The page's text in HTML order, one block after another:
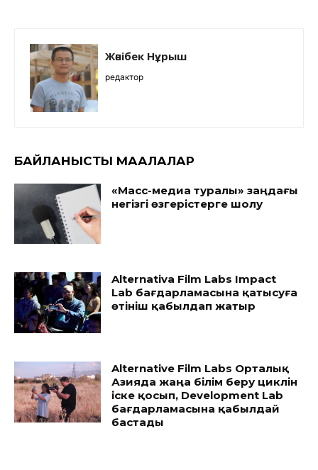
Жәнібек Нұрыш
редактор
БАЙЛАНЫСТЫ МАҚАЛАЛАР
«Масс-медиа туралы» заңдағы
негізгі өзгерістерге шолу
Alternativa Film Labs Impact
Lab бағдарламасына қатысуға
өтініш қабылдап жатыр
Alternative Film Labs Орталық
Азияда жаңа білім беру циклін
іске қосып, Development Lab
бағдарламасына қабылдай
бастады